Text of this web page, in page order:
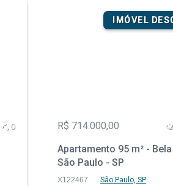
0
IMÓVEL
R$ 714.000,00
Apartamento 95 m² -
São Paulo - SP
X122467 São Paulo, SP